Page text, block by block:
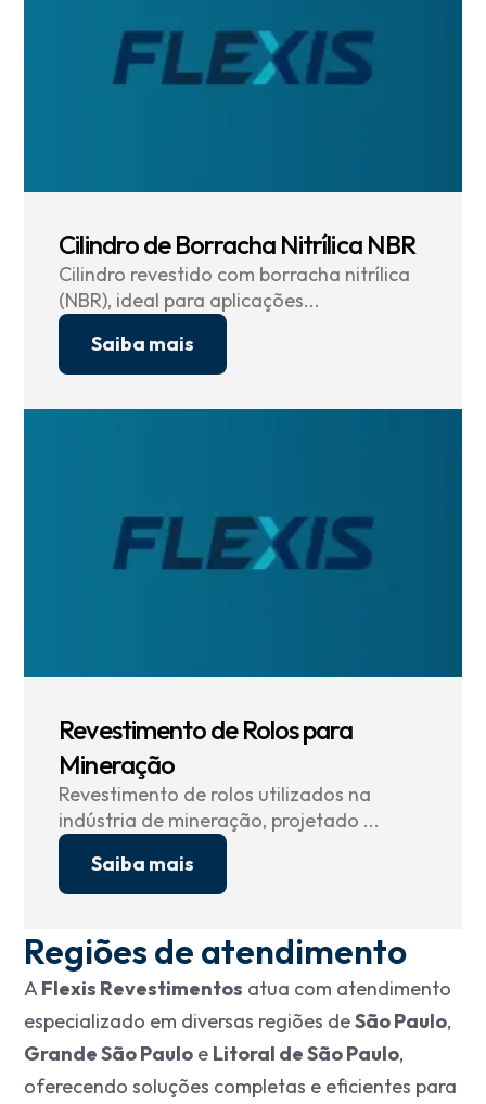
Cilindro de Borracha Nitrílica NBR
Cilindro revestido com borracha nitrílica
(NBR), ideal para aplicações...
Saiba mais
Revestimento de Rolos para
Mineração
Revestimento de rolos utilizados na
indústria de mineração, projetado ...
Saiba mais
Regiões de atendimento
AFlexis Revestimentos atua com atendimento
especializado em diversas regiões deSão Paulo,
Grande São Paulo e Litoral de São Paulo,
oferecendo soluções completas e eficientes para